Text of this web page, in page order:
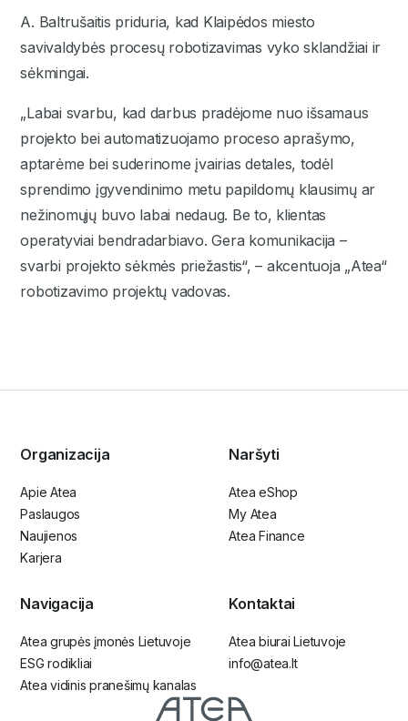
A. Baltrušaitis priduria, kad Klaipėdos miesto
savivaldybės procesų robotizavimas vyko sklandžiai ir
sėkmingai.
„Labai svarbu, kad darbus pradėjome nuo išsamaus
projekto bei automatizuojamo proceso aprašymo,
aptarėme bei suderinome įvairias detales, todėl
sprendimo įgyvendinimo metu papildomų klausimų ar
nežinomųjų buvo labai nedaug. Be to, klientas
operatyviai bendradarbiavo. Gera komunikacija –
svarbi projekto sėkmės priežastis“, – akcentuoja „Atea“
robotizavimo projektų vadovas.
Organizacija
Apie Atea
Paslaugos
Naujienos
Karjera
Naršyti
Atea eShop
My Atea
Atea Finance
Navigacija
Atea grupės įmonės Lietuvoje
ESG rodikliai
Atea vidinis pranešimų kanalas
Kontaktai
Atea biurai Lietuvoje
info@atea.lt